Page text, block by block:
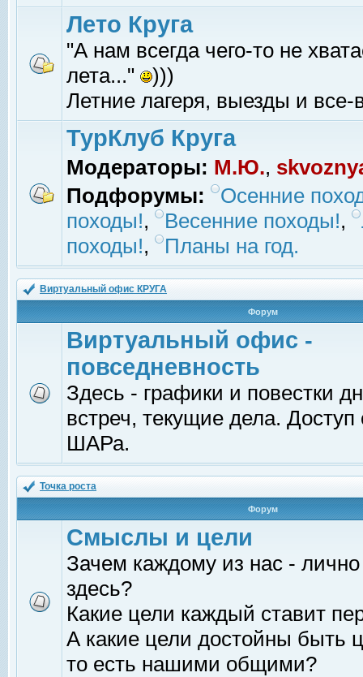
Лето Круга
"А нам всегда чего-то не
лета..."
)))
Летние лагеря, выезды и все-
ТурКлуб Круга
Модераторы: М.Ю.,
Подфорумы:
Осенние
походы!, Весенние походы!,
походы!, Планы на год.
Виртуальный офис КРУГА
Форум
Виртуальный офис -
повседневность
Здесь - графики и повестки
встреч, текущие дела.
ШАРа.
Точка роста
Форум
Смыслы и цели
Зачем каждому из нас -
здесь?
Какие цели каждый ставит
А какие цели достойны быть
то есть нашими общими?